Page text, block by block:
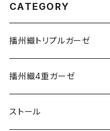
CATEGORY
播州織トリプルガーゼ
エプロン
タオル
播州織4重ガーゼ
ストール